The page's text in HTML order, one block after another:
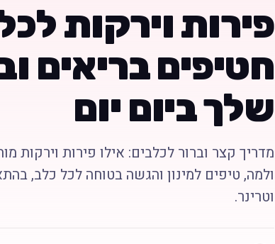
פירות וירקות
חטיפים בריאים
שלך ביום יום
מדריך קצר וברור לכלבים: אילו פירות וירקות
ולמה, טיפים למינון והגשה בטוחה לכל כלב,
וטרינר.